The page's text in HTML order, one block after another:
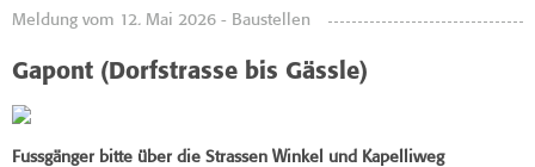
Meldung vom 12. Mai 2026 - Baustellen
Gapont (Dorfstrasse bis Gässle)
Fussgänger bitte über die Strassen Winkel und Kapelliweg